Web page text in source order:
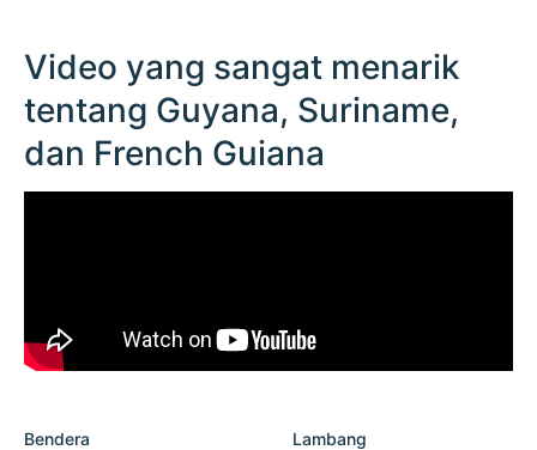
Video yang sangat menarik
tentang Guyana, Suriname,
dan French Guiana
Bendera Lambang